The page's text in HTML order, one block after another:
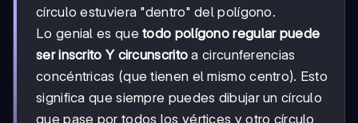
círculo estuviera "dentro" del polígono.
Lo genial es quetodo polígono regular puede
ser inscrito Y circunscrito a circunferencias
concéntricas (que tienen el mismo centro). Esto
significa que siempre puedes dibujar un círculo
que pase por todos los vértices y otro círculo